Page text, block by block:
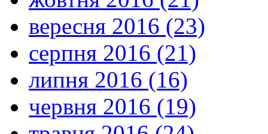
вересня 2016 (23)
серпня 2016 (21)
липня 2016 (16)
червня 2016 (19)